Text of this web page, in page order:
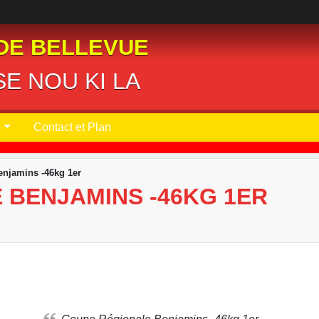
BELLEVUE
NOU KI LA
Contact et Plan
-46kg 1er
BENJAMINS -46KG 1ER